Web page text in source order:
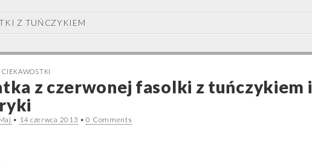
Z TUŃCZYKIEM
CIEKAWOSTKI
z czerwonej fasolki z tuńczykiem i
• 14 czerwca 2013 •0 Comments